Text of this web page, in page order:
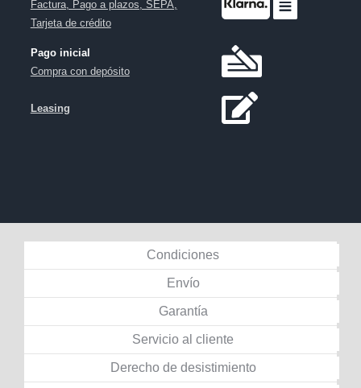
Factura, Pago a plazos, SEPA,
Tarjeta de crédito
Pago inicial
Compra con depósito
Leasing
Condiciones
Envío
Garantía
Servicio al cliente
Derecho de desistimiento